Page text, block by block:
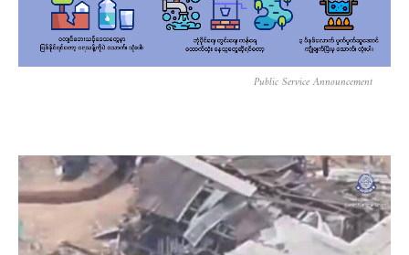
Public Service Announcement